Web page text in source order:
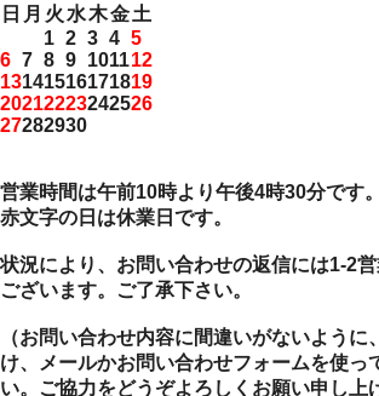
日 月 火 水木金土
1 2 3 4 5
6 7 8 9 101112
13141516171819
20212223242526
27282930
営業時間は午前10時より午後4時30分です。
赤文字の日は休業日です。
状況により、お問い合わせの返信には1-2
ございます。ご了承下さい。
（お問い合わせ内容に間違いがないように
け、メールかお問い合わせフォームを使っ
い。ご協力をどうぞよろしくお願い申し上